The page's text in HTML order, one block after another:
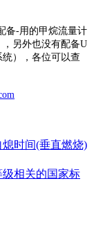
备-用的甲烷流量计
，另外也没有配备U
），各位可以查
时间(垂直燃烧)
相关的国家标